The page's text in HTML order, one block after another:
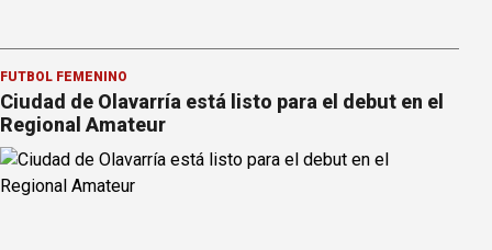
FÚTBOL FEMENINO
Ciudad de Olavarría está listo para el debut en el
Regional Amateur